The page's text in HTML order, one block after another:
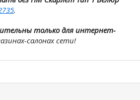
.
только для интернет-
салонах сети!